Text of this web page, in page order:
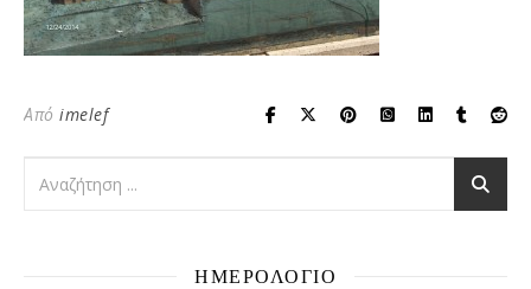
Από imelef
ΗΜΕΡΟΛΟΓΙΟ